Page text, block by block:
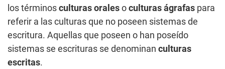
los términos culturas orales o culturas ágrafas para
referir a las culturas que no poseen sistemas de
escritura. Aquellas que poseen o han poseído
sistemas se escrituras se denominan culturas
escritas.